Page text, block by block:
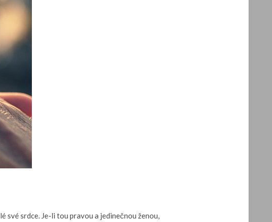
své srdce. Je-li tou pravou a jedinečnou ženou,